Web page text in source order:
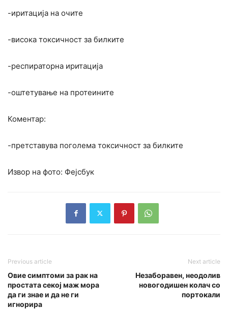
-иритација на очите
-висока токсичност за билките
-респираторна иритација
-оштетување на протеините
Коментар:
-претставува поголема токсичност за билките
Извор на фото: Фејсбук
Previous article
Овие симптоми за рак на
простата секој маж мора
да ги знае и да не ги
игнорира
Next article
Незаборавен, неодолив
новогодишен колач со
портокали